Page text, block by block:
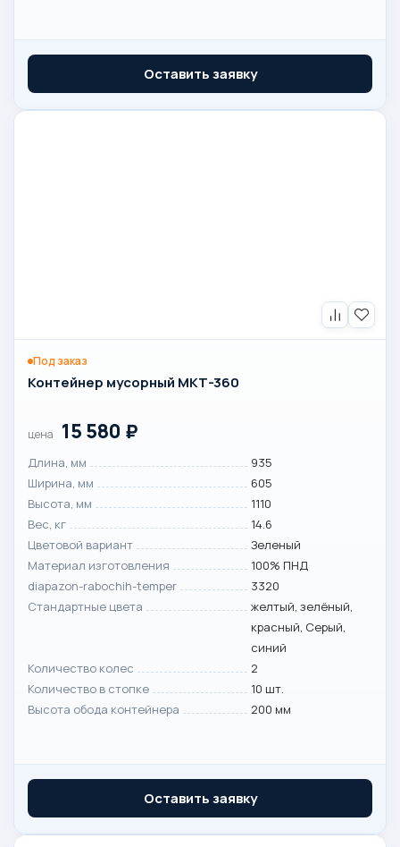
Оставить заявку
Под заказ
Контейнер мусорный МКТ-360
цена 15 580 ₽
Длина, мм
935
Ширина, мм
605
Высота, мм
1110
Вес, кг
14.6
Цветовой вариант
Зеленый
Материал изготовления
100% ПНД
diapazon-rabochih-temper
3320
Стандартные цвета
желтый, зелёный,
красный, Серый,
синий
Количество колес
2
Количество в стопке
10 шт.
Высота обода контейнера
200 мм
Оставить заявку